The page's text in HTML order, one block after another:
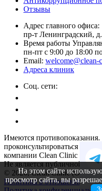
Отзывы
Адрес главного
пр-т Ленинградский,
Время работы
пн-пт с 9:00 до 18:00
Email: welcome@clean-
Адреса клиник
Соц. сети:
Имеются
проконсультироваться со
компании Clean Clinic
Не является публичной
© 2026, Clean Clinic (ООО
Политика в отношении
На этом сайте
просмотр сайта, вы